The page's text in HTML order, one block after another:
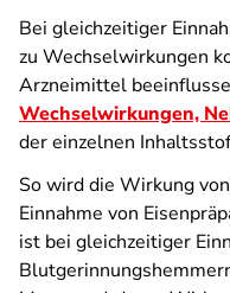
Bei gleichzeitiger
zu Wechselwirkungen
Arzneimittel
Wechselwirkungen,
der einzelnen
So wird die Wirkung von
Einnahme von
ist bei gleichzeitiger